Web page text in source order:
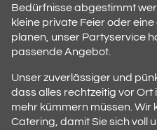
Bedürfnisse abgestimmt
kleine private Feier oder
planen, unser Partyservice
passende Angebot.
Unser zuverlässiger und
dass alles rechtzeitig vor Ort
mehr kümmern müssen. Wir
Catering, damit Sie sich voll